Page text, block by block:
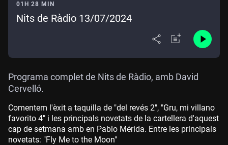
01H 28 MIN
Nits de Ràdio 13/07/2024
Programa complet de Nits de Ràdio, amb David
Cervelló.
Comentem l'èxit a taquilla de "del revés 2", "Gru, mi villano
favorito 4" i les principals novetats de la cartellera d'aquest
cap de setmana amb en Pablo Mérida. Entre les principals
novetats: "Fly Me to the Moon"